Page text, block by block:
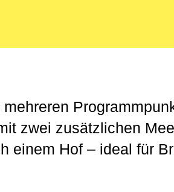
zwei zusätzlichen
einem Hof – ideal für